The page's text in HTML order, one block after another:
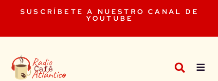
SUSCRÍBETE A NUESTRO CANAL DE
YOUTUBE